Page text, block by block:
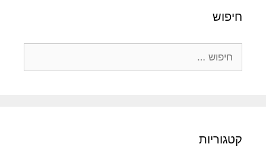
חיפוש
קטגוריות